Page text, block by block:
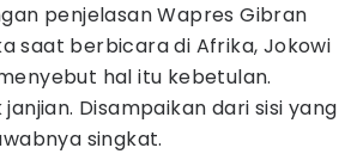
penjelasan Wapres Gibran
saat berbicara di Afrika, Jokowi
hal itu kebetulan.
janjian. Disampaikan dari sisi yang
singkat.